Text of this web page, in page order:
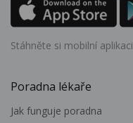
Stáhněte si mobilní aplikaci
Poradna lékaře
Jak funguje poradna